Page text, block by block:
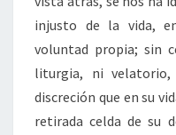
injusto de la vida,
voluntad propia; sin
liturgia, ni velatorio,
discreción que en su
retirada celda de su